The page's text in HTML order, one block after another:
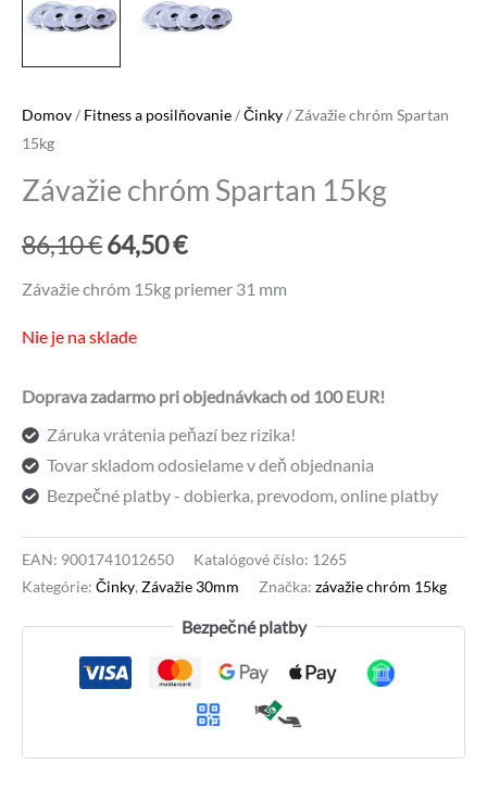
Domov/ Fitness a posilňovanie/Činky/ Závažie chróm Spartan
15kg
Závažie chróm Spartan 15kg
86,10€Pôvodná
cena
bola:
86,10 €.
64,50€Aktuálna
cena
64,50 €.
Závažie chróm 15kg priemer 31 mm
Nie je na sklade
Doprava zadarmo pri objednávkach od 100 EUR!
Záruka vrátenia peňazí bez rizika!
Tovar skladom odosielame v deň objednania
Bezpečné platby - dobierka, prevodom, online platby
EAN: 9001741012650 Katalógové číslo: 1265
Kategórie: Činky, Závažie 30mm Značka: závažie chróm 15kg
Bezpečné platby